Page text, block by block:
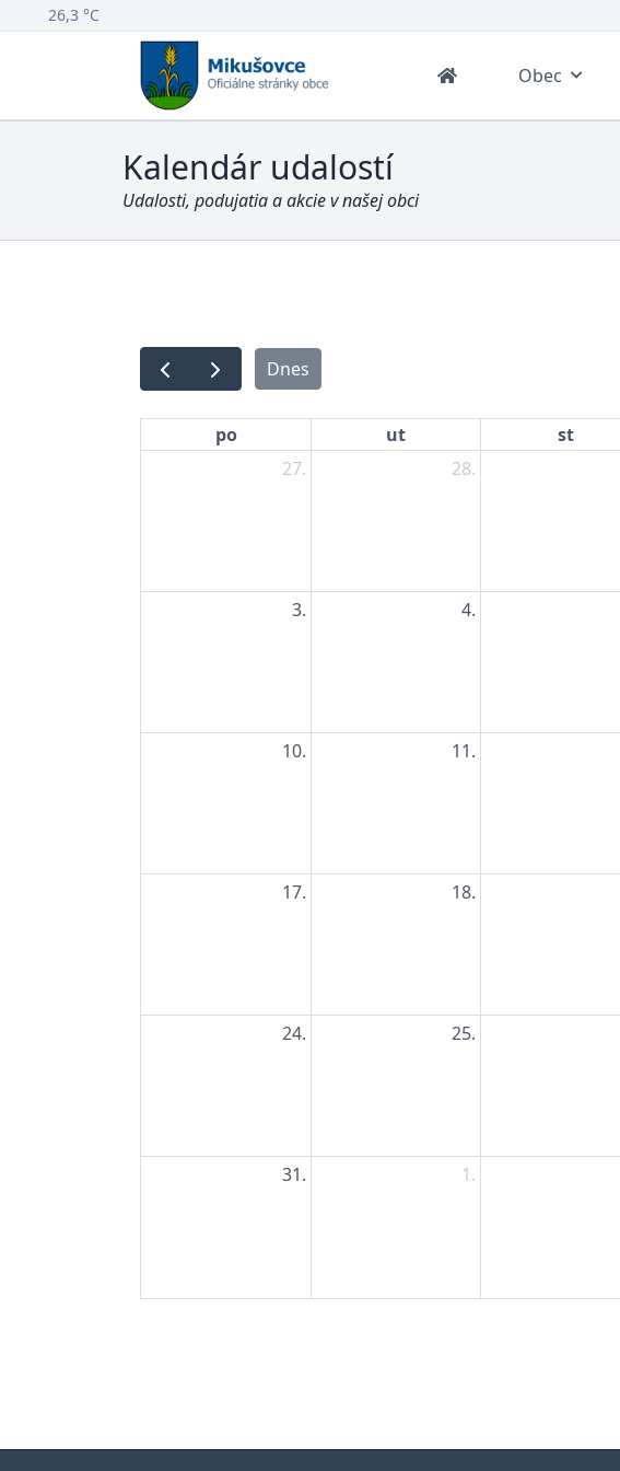
26,3 °C
Obec
Kalendár udalostí
Udalosti, podujatia a akcie v našej obci
Dnes
po ut st
27.
28.
3. 4.
10. 11.
17. 18.
24. 25.
31. 1.